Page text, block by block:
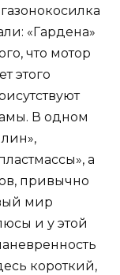
«Гардена»
что мотор
этого
В одном
а
привычно
мир
и у этой
короткий,